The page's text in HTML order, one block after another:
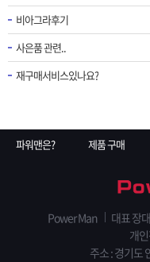
비아그라후기
사은품 관련..
재구매서비스있나요?
파워맨은? 제품 구매
Power Man 대표 장
개
주소 : 경기도